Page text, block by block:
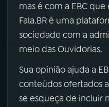
mas é com a EBC
Fala.BR é uma
sociedade com a
meio das Ouvidorias.
Sua opinião ajuda a
conteúdos ofertados
se esqueça de incluir